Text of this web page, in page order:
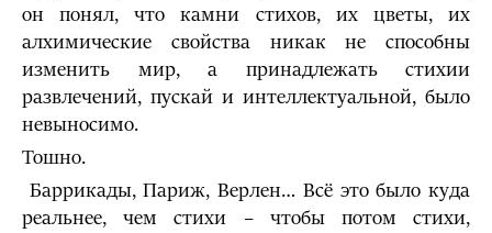
он понял, что камни стихов, их цветы, их
алхимические свойства никак не способны
изменить мир, а принадлежать стихии
развлечений, пускай и интеллектуальной, было
невыносимо.
Тошно.
Баррикады, Париж, Верлен… Всё это было куда
реальнее, чем стихи – чтобы потом стихи,